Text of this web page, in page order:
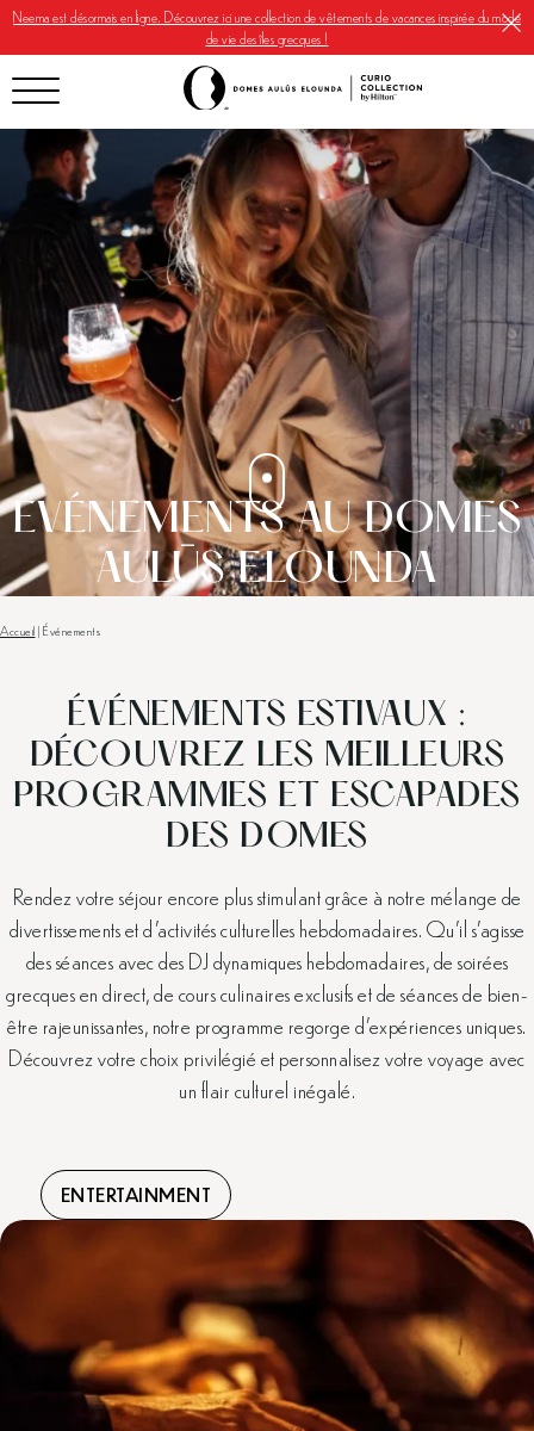
Neema est désormais en ligne. Découvrez ici une collection de vêtements de vacances inspirée du mode
de vie des îles grecques !
ÉVÉNEMENTS AU DOMES
AULŪS ELOUNDA
Accueil | Événements
ÉVÉNEMENTS ESTIVAUX :
DÉCOUVREZ LES MEILLEURS
PROGRAMMES ET ESCAPADES
DES DOMES
Rendez votre séjour encore plus stimulant grâce à notre mélange de
divertissements et d’activités culturelles hebdomadaires. Qu’il s’agisse
des séances avec des DJ dynamiques hebdomadaires, de soirées
grecques en direct, de cours culinaires exclusifs et de séances de bien-
être rajeunissantes, notre programme regorge d’expériences uniques.
Découvrez votre choix privilégié et personnalisez votre voyage avec
un flair culturel inégalé.
ENTERTAINMENT